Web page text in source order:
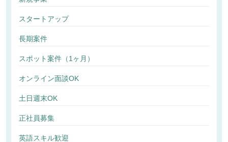
スタートアップ
長期案件
スポット案件（1ヶ月）
オンライン面談OK
土日週末OK
正社員募集
英語スキル歓迎